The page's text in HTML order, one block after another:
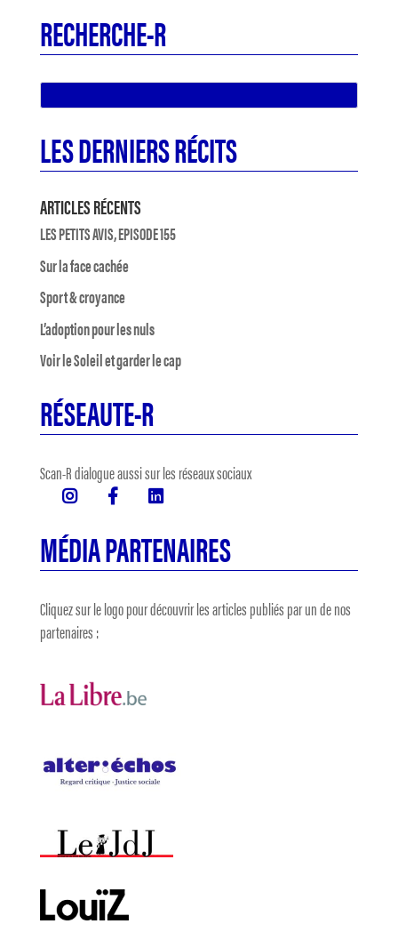
RECHERCHE-R
LES DERNIERS RÉCITS
ARTICLES RÉCENTS
LES PETITS AVIS, EPISODE 155
Sur la face cachée
Sport & croyance
L’adoption pour les nuls
Voir le Soleil et garder le cap
RÉSEAUTE-R
Scan-R dialogue aussi sur les réseaux sociaux
MÉDIA PARTENAIRES
Cliquez sur le logo pour découvrir les articles publiés par un de nos
partenaires :